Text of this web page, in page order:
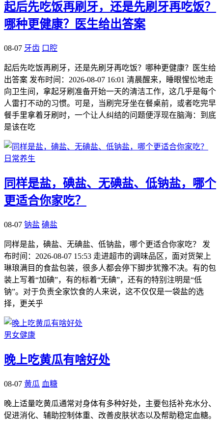
起后先吃饭再刷牙，还是先刷牙再吃饭？
哪种更健康？医生给出答案
08-07 牙齿 口腔
起后先吃饭再刷牙，还是先刷牙再吃饭？哪种更健康？医生给
出答案 发布时间：2026-08-07 16:01 清晨醒来，睡眼惺忪地走
向卫生间，拿起牙刷准备开始一天的清洁工作，这几乎是每个
人雷打不动的习惯。可是，当刷完牙坐在餐桌前，或者吃完早
餐手里拿着牙刷时，一个让人纠结的问题便浮现在脑海：到底
是该在吃
日常养生
同样是盐，碘盐、无碘盐、低钠盐，哪个
更适合你家吃？
08-07 钠盐 碘盐
同样是盐，碘盐、无碘盐、低钠盐，哪个更适合你家吃？ 发
布时间：2026-08-07 15:53 走进超市的调味品区，面对货架上
琳琅满目的食盐包装，很多人都会停下脚步犹豫不决。有的包
装上写着“加碘”，有的标着“无碘”，还有的特别注明是“低
钠”。对于负责全家饮食的人来说，这不仅仅是一袋盐的选
择，更关乎
男女健康
晚上吃黄瓜有啥好处
08-07 黄瓜 血糖
晚上适量吃黄瓜通常对身体有多种好处，主要包括补充水分、
促进消化、辅助控制体重、改善皮肤状态以及帮助稳定血糖。